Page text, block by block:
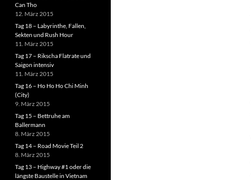
Can Tho
12. März 2015
Tag 18 – Labyrinthe, Fallen,
Sekten und Rush Hour
11. März 2015
Tag 17 – Rikscha Flatrate und
Saigon intensiv
11. März 2015
Tag 16 – Ho Ho Ho Chi Minh
(City)
9. März 2015
Tag 15 – Bettruhe am
Ballermann
8. März 2015
Tag 14 – Road Movie Teil 2
8. März 2015
Tag 13 – Highway #1 oder die
längste Baustelle in Vietnam